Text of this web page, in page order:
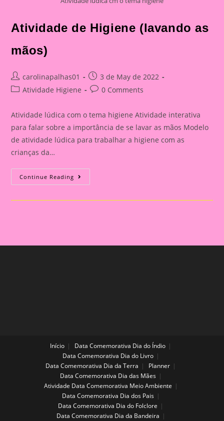
Atividade de Higiene (lavando as
mãos)
Post
author:
carolinapalhas01
Post
published:
3 de May de 2022
PostAtividade Higiene
Post0 Comments
Atividade lúdica com o tema higiene Atividade interativa
para falar sobre a importância de se lavar as mãos Modelo
de atividade lúdica para trabalhar a higiene com as
crianças da…
Continue Reading Atividade
De
Início
Data Comemorativa Dia do Índio
Data Comemorativa Dia do Livro
Data Comemorativa Dia da Terra
Planner
Data Comemorativa Dia das Mães
Atividade Data Comemorativa Meio Ambiente
Data Comemorativa Dia dos Pais
Data Comemorativa Dia do Folclore
Data Comemorativa Dia da Bandeira